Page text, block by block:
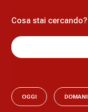
OGGI DOMANI